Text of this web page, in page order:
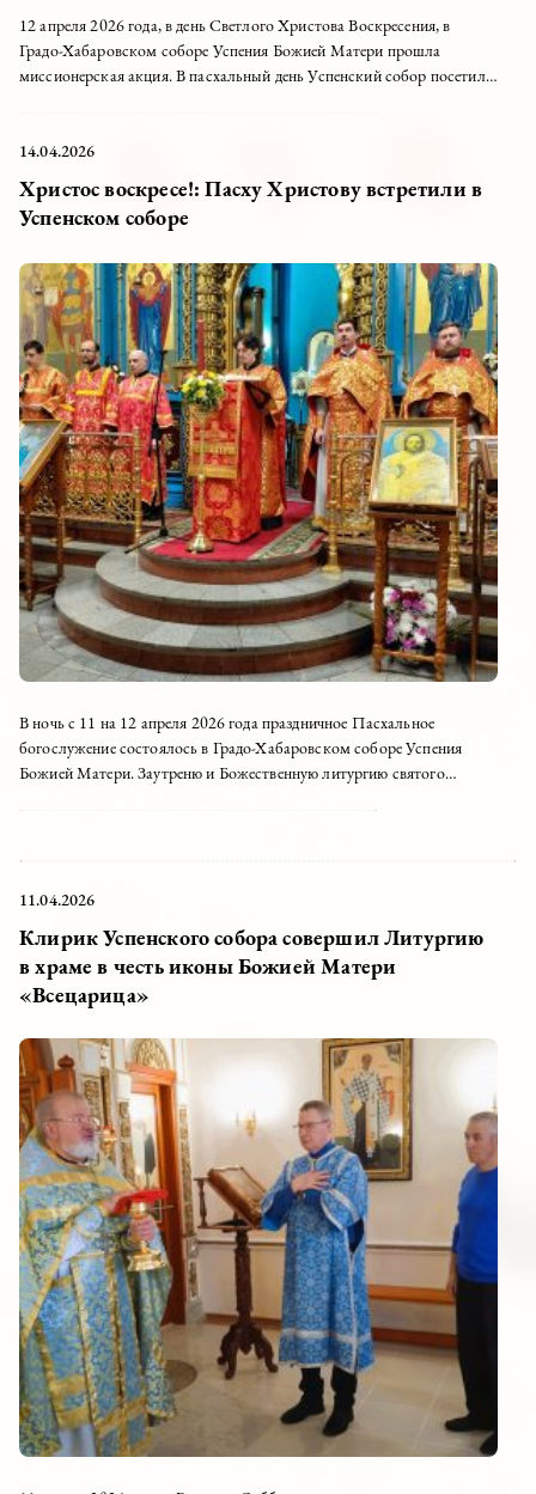
12 апреля 2026 года, в день Светлого Христова Воскресения, в
Градо-Хабаровском соборе Успения Божией Матери прошла
миссионерская акция. В пасхальный день Успенский собор посетило
14.04.2026
Христос воскресе!: Пасху Христову встретили в
Успенском соборе
В ночь с 11 на 12 апреля 2026 года праздничное Пасхальное
богослужение состоялось в Градо-Хабаровском соборе Успения
Божией Матери. Заутреню и Божественную литургию святого
11.04.2026
Клирик Успенского собора совершил Литургию
в храме в честь иконы Божией Матери
«Всецарица»